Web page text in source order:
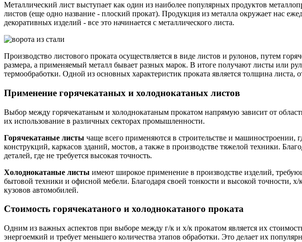
Металлический лист выступает как один из наиболее популярных продуктов
листов (еще одно название - плоский прокат). Продукция из металла окружает нас
декоративных изделий - все это начинается с металлического листа.
Производство листового проката осуществляется в виде листов и рулонов, путем
размера, а применяемый металл бывает разных марок. В итоге получают листы или
термообработки. Одной из основных характеристик проката является толщина листа,
Применение горячекатаных и холоднокатаных листов
Выбор между горячекатаным и холоднокатаным прокатом напрямую зависит от
их использование в различных секторах промышленности.
Горячекатаные листы чаще всего применяются в строительстве и машиностроении,
конструкций, каркасов зданий, мостов, а также в производстве тяжелой техники.
деталей, где не требуется высокая точность.
Холоднокатаные листы имеют широкое применение в производстве изделий,
бытовой техники и офисной мебели. Благодаря своей тонкости и высокой точности,
кузовов автомобилей.
Стоимость горячекатаного и холоднокатаного проката
Одним из важных аспектов при выборе между г/к и х/к прокатом является их
энергоемкий и требует меньшего количества этапов обработки. Это делает их